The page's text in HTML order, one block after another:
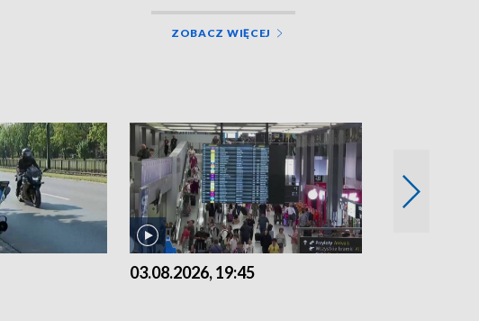
ZOBACZ WIĘCEJ
03.08.2026, 19:45